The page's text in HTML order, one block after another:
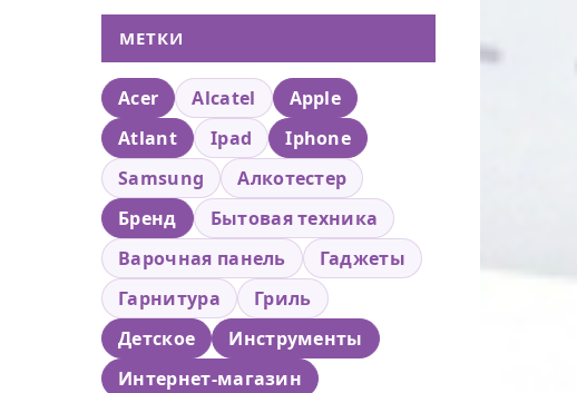
МЕТКИ
Acer Alcatel
Apple
Atlant
Ipad
Iphone
Samsung
Алкотестер
Бренд
Бытовая техника
Варочная панель
Гаджеты
Гарнитура
Гриль
Детское
Инструменты
Интернет-магазин